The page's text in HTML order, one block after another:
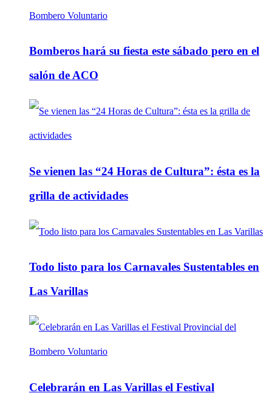
Bomberos hará su fiesta este sábado pero en el
salón de ACO
Se vienen las “24 Horas de Cultura”: ésta es la
grilla de actividades
Todo listo para los Carnavales Sustentables en
Las Varillas
Celebrarán en Las Varillas el Festival